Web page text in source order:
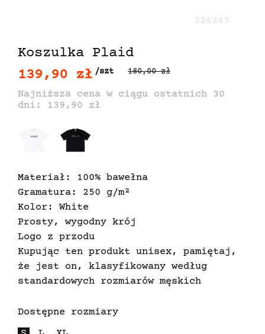
Koszulka Plaid
326245
139,90 zł /szt 180,00 zł
Najniższa cena w ciągu ostatnich 30
dni: 139,90 zł
Materiał: 100% bawełna
Gramatura: 250 g/m²
Kolor: White
Prosty, wygodny krój
Logo z przodu
Kupując ten produkt unisex, pamiętaj,
że jest on, klasyfikowany według
standardowych rozmiarów męskich
Dostępne rozmiary